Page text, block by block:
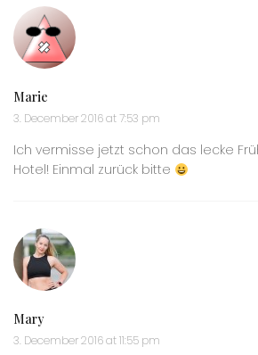
Marie
3. December 2016 at 7:53 pm
Ich vermisse jetzt schon das lecke
Hotel! Einmal zurück bitte
Mary
3. December 2016 at 11:55 pm